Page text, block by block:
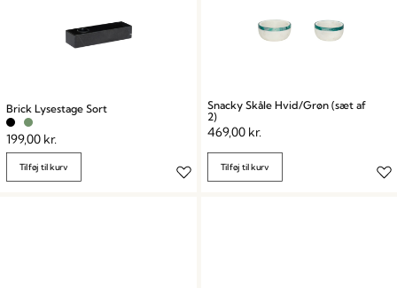
Brick Lysestage Sort
199,00 kr.
Tilføj til kurv
Snacky Skåle Hvid/Grøn (sæt af
2)
469,00 kr.
Tilføj til kurv